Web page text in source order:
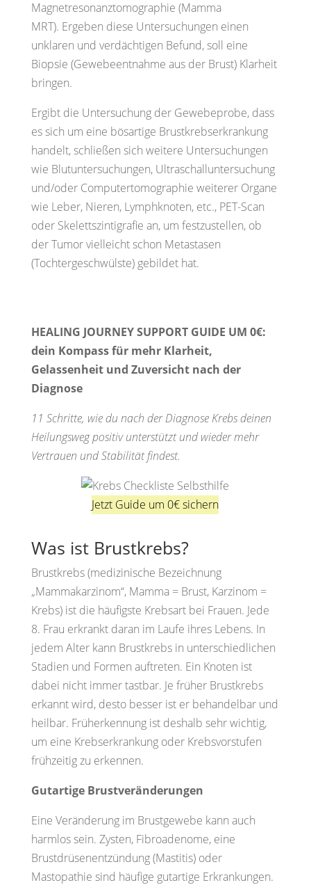
Magnetresonanztomographie (Mamma
MRT). Ergeben diese Untersuchungen einen
unklaren und verdächtigen Befund, soll eine
Biopsie (Gewebeentnahme aus der Brust) Klarheit
bringen.
Ergibt die Untersuchung der Gewebeprobe, dass
es sich um eine bösartige Brustkrebserkrankung
handelt, schließen sich weitere Untersuchungen
wie Blutuntersuchungen, Ultraschalluntersuchung
und/oder Computertomographie weiterer Organe
wie Leber, Nieren, Lymphknoten, etc., PET-Scan
oder Skelettszintigrafie an, um festzustellen, ob
der Tumor vielleicht schon Metastasen
(Tochtergeschwülste) gebildet hat.
HEALING JOURNEY SUPPORT GUIDE UM 0€:
dein Kompass für mehr Klarheit,
Gelassenheit und Zuversicht nach der
Diagnose
11 Schritte, wie du nach der Diagnose Krebs deinen
Heilungsweg positiv unterstützt und wieder mehr
Vertrauen und Stabilität findest.
Jetzt Guide um 0€ sichern
Was ist Brustkrebs?
Brustkrebs (medizinische Bezeichnung
„Mammakarzinom“, Mamma = Brust, Karzinom =
Krebs) ist die häufigste Krebsart bei Frauen. Jede
8. Frau erkrankt daran im Laufe ihres Lebens. In
jedem Alter kann Brustkrebs in unterschiedlichen
Stadien und Formen auftreten. Ein Knoten ist
dabei nicht immer tastbar. Je früher Brustkrebs
erkannt wird, desto besser ist er behandelbar und
heilbar. Früherkennung ist deshalb sehr wichtig,
um eine Krebserkrankung oder Krebsvorstufen
frühzeitig zu erkennen.
Gutartige Brustveränderungen
Eine Veränderung im Brustgewebe kann auch
harmlos sein. Zysten, Fibroadenome, eine
Brustdrüsenentzündung (Mastitis) oder
Mastopathie sind häufige gutartige Erkrankungen.